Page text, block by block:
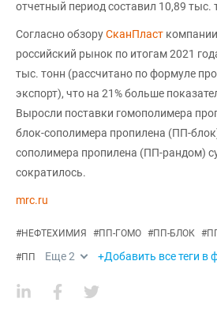
отчетный период составил 10,89 тыс.
Согласно обзоруСканПласт
российский рынок по итогам 2021
тыс. тонн (рассчитано по формуле
экспорт), что на 21% больше
Выросли поставки гомополимера
блок-сополимера пропилена (ПП-
сополимера пропилена (ПП-рандом)
сократилось.
mrc.ru
#НЕФТЕХИМИЯ #ПП-ГОМО #ПП-БЛОК #
#ПП Еще2 +Добавить все теги в